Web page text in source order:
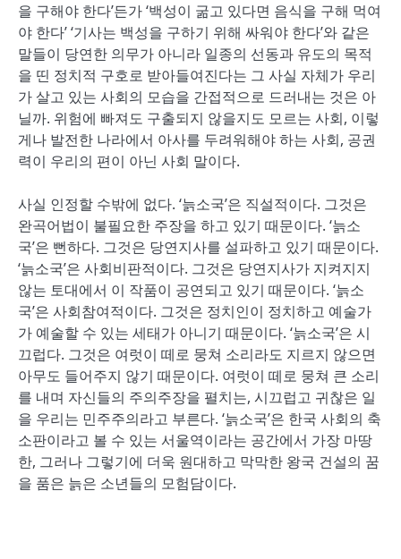
을 구해야 한다’든가 ‘백성이 굶고 있다면 음식을 구해 먹여
야 한다’ ‘기사는 백성을 구하기 위해 싸워야 한다’와 같은
말들이 당연한 의무가 아니라 일종의 선동과 유도의 목적
을 띤 정치적 구호로 받아들여진다는 그 사실 자체가 우리
가 살고 있는 사회의 모습을 간접적으로 드러내는 것은 아
닐까. 위험에 빠져도 구출되지 않을지도 모르는 사회, 이렇
게나 발전한 나라에서 아사를 두려워해야 하는 사회, 공권
력이 우리의 편이 아닌 사회 말이다.
사실 인정할 수밖에 없다. ‘늙소국’은 직설적이다. 그것은
완곡어법이 불필요한 주장을 하고 있기 때문이다. ‘늙소
국’은 뻔하다. 그것은 당연지사를 설파하고 있기 때문이다.
‘늙소국’은 사회비판적이다. 그것은 당연지사가 지켜지지
않는 토대에서 이 작품이 공연되고 있기 때문이다. ‘늙소
국’은 사회참여적이다. 그것은 정치인이 정치하고 예술가
가 예술할 수 있는 세태가 아니기 때문이다. ‘늙소국’은 시
끄럽다. 그것은 여럿이 떼로 뭉쳐 소리라도 지르지 않으면
아무도 들어주지 않기 때문이다. 여럿이 떼로 뭉쳐 큰 소리
를 내며 자신들의 주의주장을 펼치는, 시끄럽고 귀찮은 일
을 우리는 민주주의라고 부른다. ‘늙소국’은 한국 사회의 축
소판이라고 볼 수 있는 서울역이라는 공간에서 가장 마땅
한, 그러나 그렇기에 더욱 원대하고 막막한 왕국 건설의 꿈
을 품은 늙은 소년들의 모험담이다.